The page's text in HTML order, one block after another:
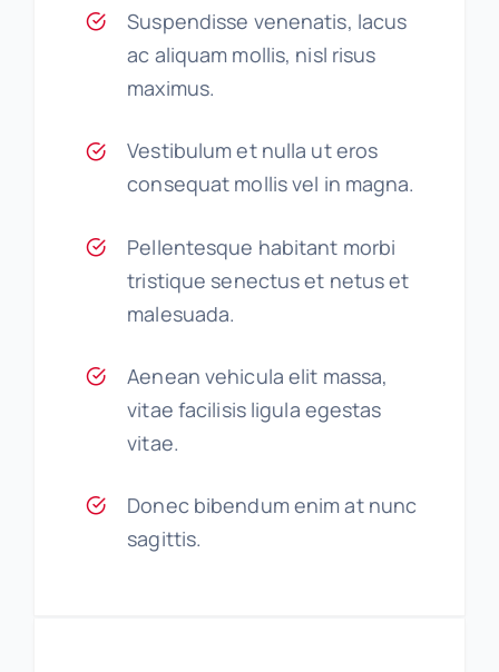
Suspendisse venenatis, lacus
ac aliquam mollis, nisl risus
maximus.
Vestibulum et nulla ut eros
consequat mollis vel in magna.
Pellentesque habitant morbi
tristique senectus et netus et
malesuada.
Aenean vehicula elit massa,
vitae facilisis ligula egestas
vitae.
Donec bibendum enim at nunc
sagittis.